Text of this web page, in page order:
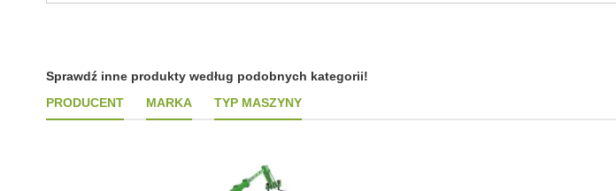
Sprawdź inne produkty według podobnych kategorii!
PRODUCENT
MARKA TYP MASZYNY